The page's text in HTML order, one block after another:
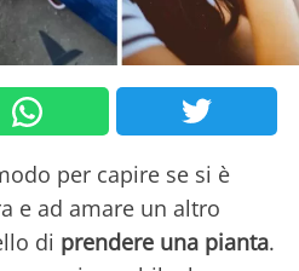
per capire se si è
e ad amare un altro
di prendere una pianta.